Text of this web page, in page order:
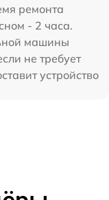
ремонта
- 2 часа.
машины
не требует
устройство